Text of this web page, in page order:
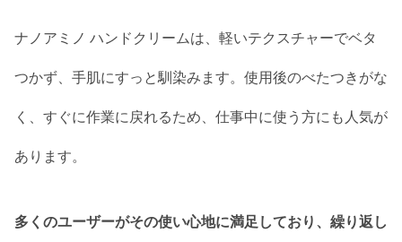
ナノアミノ ハンドクリームは、軽いテクスチャーでベタ
つかず、手肌にすっと馴染みます。使用後のべたつきがな
く、すぐに作業に戻れるため、仕事中に使う方にも人気が
あります。
多くのユーザーがその使い心地に満足しており、繰り返し